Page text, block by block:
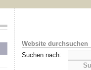
Website durchsuchen
Suchen nach: